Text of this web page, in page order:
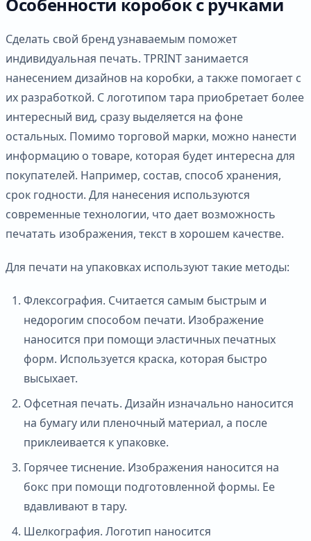
Сделать свой бренд узнаваемым поможет
индивидуальная печать. TPRINT занимается
нанесением дизайнов на коробки, а также помогает с
их разработкой. С логотипом тара приобретает более
интересный вид, сразу выделяется на фоне
остальных. Помимо торговой марки, можно нанести
информацию о товаре, которая будет интересна для
покупателей. Например, состав, способ хранения,
срок годности. Для нанесения используются
современные технологии, что дает возможность
печатать изображения, текст в хорошем качестве.
Для печати на упаковках используют такие методы:
Флексография. Считается самым быстрым и
недорогим способом печати. Изображение
наносится при помощи эластичных печатных
форм. Используется краска, которая быстро
высыхает.
Офсетная печать. Дизайн изначально наносится
на бумагу или пленочный материал, а после
приклеивается к упаковке.
Горячее тиснение. Изображения наносится на
бокс при помощи подготовленной формы. Ее
вдавливают в тару.
Шелкография. Логотип наносится